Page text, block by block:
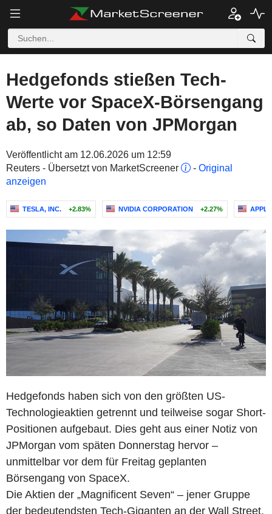
Hedgefonds stießen Tech-
Werte vor SpaceX-Börsengang
ab, so Daten von JPMorgan
Veröffentlicht am 12.06.2026 um 12:59
Reuters - Übersetzt von MarketScreener
- Original
anzeigen
TESLA, INC. +2.83% NVIDIA CORPORATION +2.27%
Hedgefonds haben sich von den größten US-
Technologieaktien getrennt und teilweise sogar Short-
Positionen aufgebaut. Dies geht aus einer Notiz von
JPMorgan vom späten Donnerstag hervor –
unmittelbar vor dem für Freitag geplanten
Börsengang von SpaceX.
Die Aktien der „Magnificent Seven“ – jener Gruppe
der bedeutendsten Tech-Giganten an der Wall Street,